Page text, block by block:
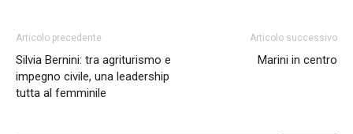
Articolo precedente
Silvia Bernini: tra agriturismo e
impegno civile, una leadership
tutta al femminile
Articolo successivo
Marini in centro